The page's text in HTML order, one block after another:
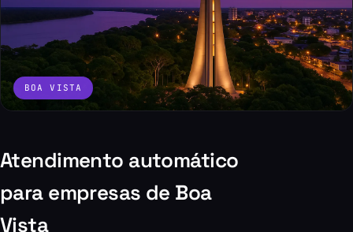
BOA VISTA
Atendimento automático
para empresas de Boa
Vista